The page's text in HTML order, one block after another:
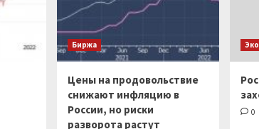
Биржа
Цены на продовольствие
снижают инфляцию в
России, но риски
разворота растут
0